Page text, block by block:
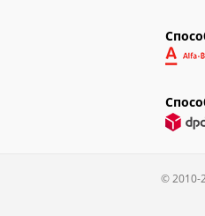
© 2010-